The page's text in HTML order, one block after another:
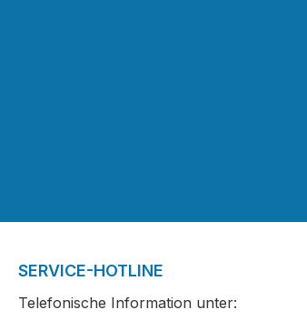
SERVICE-HOTLINE
Telefonische Information unter: